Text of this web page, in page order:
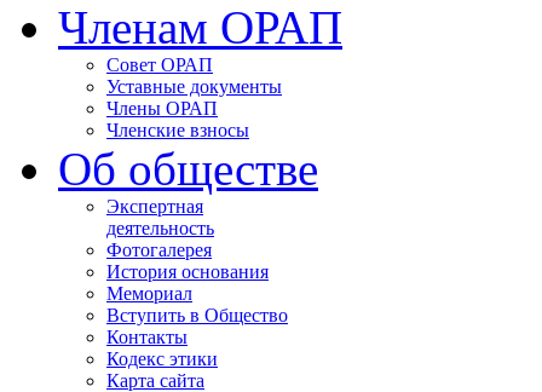
Членам ОРАП
Совет ОРАП
Уставные документы
Члены ОРАП
Членские взносы
Об обществе
Экспертная
деятельность
Фотогалерея
История основания
Мемориал
Вступить в Общество
Контакты
Кодекс этики
Карта сайта